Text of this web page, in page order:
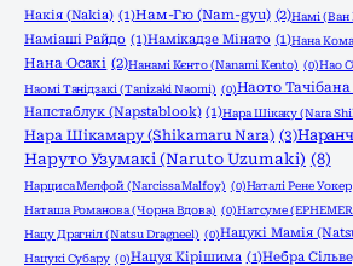
Накія (Nakia) (1)Нам-Гю (Nam-gyu) (2)Намі (Ван
Наміаші Райдо (1)Намікадзе Мінато (1)Нана
Нана Осакі (2)Нанамі Кєнто (Nanami Kento) (0)Нао
Наомі Танідзакі (Tanizaki Naomi) (0)Наото
Напстаблук (Napstablook) (1)Нара Шікаку (Nara
Нара Шікамару (Shikamaru Nara) (3)
Наруто Узумакі (Naruto Uzumaki) (8)
Нарциса Мелфой (Narcissa Malfoy) (0)Наталі Рене Уокер
Наташа Романова (Чорна Вдова) (0)Натсуме
Нацу Драгніл (Natsu Dragneel) (0)Нацукі Мамія
Нацукі Субару (0)Нацуя Кірішима (1)Небра